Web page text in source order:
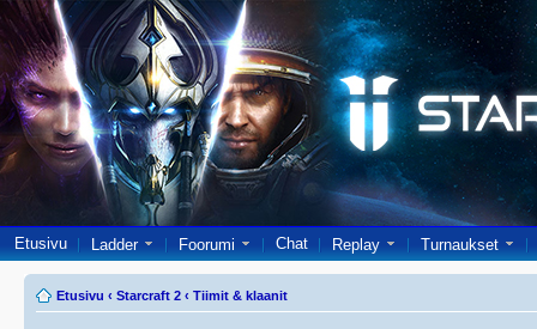
Etusivu Ladder Foorumi Chat Replay Turnaukset
Etusivu ‹ Starcraft 2 ‹ Tiimit & klaanit